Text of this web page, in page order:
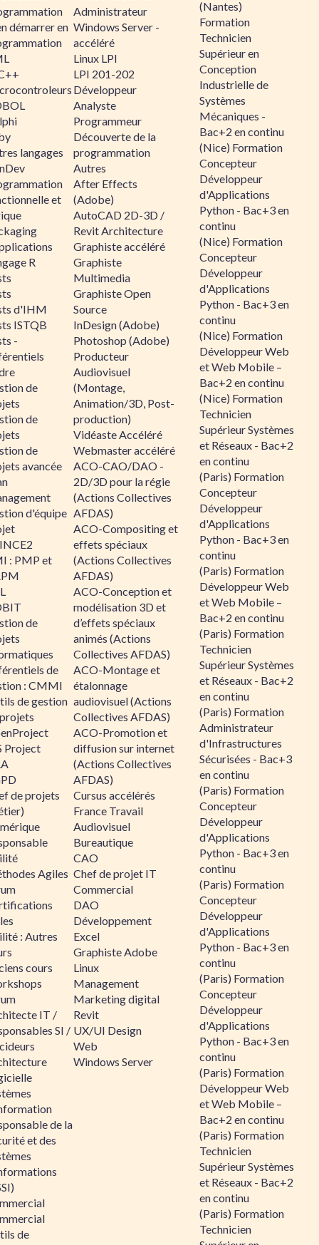
démarrer en
langages
et
R
d'IHM
ISTQB
-
de
de
de
avancée
d'équipe
: PMP et
de
de
: CMMI
de gestion
Project
de projets
Agiles
: Autres
cours
IT /
SI /
de la
et des
de
Administrateur
Windows Server -
accéléré
Linux LPI
LPI 201-202
Développeur
Analyste
Programmeur
Découverte de la
programmation
Autres
After Effects
(Adobe)
AutoCAD 2D-3D /
Revit Architecture
Graphiste accéléré
Graphiste
Multimedia
Graphiste Open
Source
InDesign (Adobe)
Photoshop (Adobe)
Producteur
Audiovisuel
(Montage,
Animation/3D, Post-
production)
Vidéaste Accéléré
Webmaster accéléré
ACO-CAO/DAO -
2D/3D pour la régie
(Actions Collectives
AFDAS)
ACO-Compositing et
effets spéciaux
(Actions Collectives
AFDAS)
ACO-Conception et
modélisation 3D et
d’effets spéciaux
animés (Actions
Collectives AFDAS)
ACO-Montage et
étalonnage
audiovisuel (Actions
Collectives AFDAS)
ACO-Promotion et
diffusion sur internet
(Actions Collectives
AFDAS)
Cursus accélérés
France Travail
Audiovisuel
Bureautique
CAO
Chef de projet IT
Commercial
DAO
Développement
Excel
Graphiste Adobe
Linux
Management
Marketing digital
Revit
UX/UI Design
Web
Windows Server
(Nantes)
Formation
Technicien
Supérieur en
Conception
Industrielle de
Systèmes
Mécaniques -
Bac+2 en continu
(Nice) Formation
Concepteur
Développeur
d'Applications
Python - Bac+3 en
continu
(Nice) Formation
Concepteur
Développeur
d'Applications
Python - Bac+3 en
continu
(Nice) Formation
Développeur Web
et Web Mobile –
Bac+2 en continu
(Nice) Formation
Technicien
Supérieur Systèmes
et Réseaux - Bac+2
en continu
(Paris) Formation
Concepteur
Développeur
d'Applications
Python - Bac+3 en
continu
(Paris) Formation
Développeur Web
et Web Mobile –
Bac+2 en continu
(Paris) Formation
Technicien
Supérieur Systèmes
et Réseaux - Bac+2
en continu
(Paris) Formation
Administrateur
d'Infrastructures
Sécurisées - Bac+3
en continu
(Paris) Formation
Concepteur
Développeur
d'Applications
Python - Bac+3 en
continu
(Paris) Formation
Concepteur
Développeur
d'Applications
Python - Bac+3 en
continu
(Paris) Formation
Concepteur
Développeur
d'Applications
Python - Bac+3 en
continu
(Paris) Formation
Développeur Web
et Web Mobile –
Bac+2 en continu
(Paris) Formation
Technicien
Supérieur Systèmes
et Réseaux - Bac+2
en continu
(Paris) Formation
Technicien